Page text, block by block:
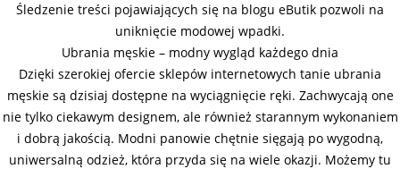
Śledzenie treści pojawiających się na blogu eButik pozwoli na
uniknięcie modowej wpadki.
Ubrania męskie – modny wygląd każdego dnia
Dzięki szerokiej ofercie sklepów internetowych tanie ubrania
męskie są dzisiaj dostępne na wyciągnięcie ręki. Zachwycają one
nie tylko ciekawym designem, ale również starannym wykonaniem
i dobrą jakością. Modni panowie chętnie sięgają po wygodną,
uniwersalną odzież, która przyda się na wiele okazji. Możemy tu